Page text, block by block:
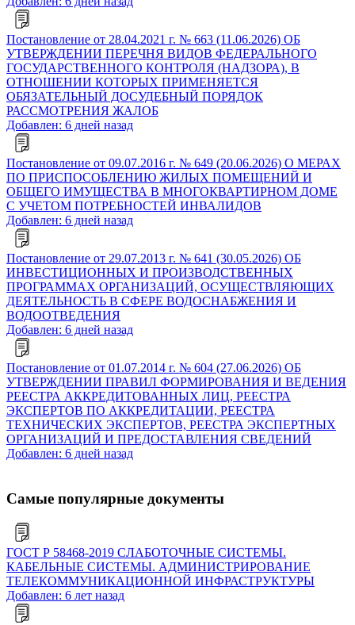
Постановление от 28.04.2021 г. № 663 (11.06.2026) ОБ
УТВЕРЖДЕНИИ ПЕРЕЧНЯ ВИДОВ ФЕДЕРАЛЬНОГО
ГОСУДАРСТВЕННОГО КОНТРОЛЯ (НАДЗОРА), В
ОТНОШЕНИИ КОТОРЫХ ПРИМЕНЯЕТСЯ
ОБЯЗАТЕЛЬНЫЙ ДОСУДЕБНЫЙ ПОРЯДОК
РАССМОТРЕНИЯ ЖАЛОБ
Добавлен: 6 дней назад
Постановление от 09.07.2016 г. № 649 (20.06.2026) О МЕРАХ
ПО ПРИСПОСОБЛЕНИЮ ЖИЛЫХ ПОМЕЩЕНИЙ И
ОБЩЕГО ИМУЩЕСТВА В МНОГОКВАРТИРНОМ ДОМЕ
С УЧЕТОМ ПОТРЕБНОСТЕЙ ИНВАЛИДОВ
Добавлен: 6 дней назад
Постановление от 29.07.2013 г. № 641 (30.05.2026) ОБ
ИНВЕСТИЦИОННЫХ И ПРОИЗВОДСТВЕННЫХ
ПРОГРАММАХ ОРГАНИЗАЦИЙ, ОСУЩЕСТВЛЯЮЩИХ
ДЕЯТЕЛЬНОСТЬ В СФЕРЕ ВОДОСНАБЖЕНИЯ И
ВОДООТВЕДЕНИЯ
Добавлен: 6 дней назад
Постановление от 01.07.2014 г. № 604 (27.06.2026) ОБ
УТВЕРЖДЕНИИ ПРАВИЛ ФОРМИРОВАНИЯ И ВЕДЕНИЯ
РЕЕСТРА АККРЕДИТОВАННЫХ ЛИЦ, РЕЕСТРА
ЭКСПЕРТОВ ПО АККРЕДИТАЦИИ, РЕЕСТРА
ТЕХНИЧЕСКИХ ЭКСПЕРТОВ, РЕЕСТРА ЭКСПЕРТНЫХ
ОРГАНИЗАЦИЙ И ПРЕДОСТАВЛЕНИЯ СВЕДЕНИЙ
Добавлен: 6 дней назад
Самые популярные документы
ГОСТ Р 58468-2019 СЛАБОТОЧНЫЕ СИСТЕМЫ.
КАБЕЛЬНЫЕ СИСТЕМЫ. АДМИНИСТРИРОВАНИЕ
ТЕЛЕКОММУНИКАЦИОННОЙ ИНФРАСТРУКТУРЫ
Добавлен: 6 лет назад